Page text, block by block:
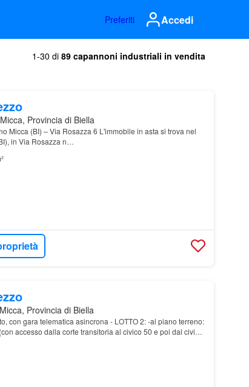
Preferiti Accedi
1-30 di 89 capannoni industriali in vendita
Provincia di Biella
Micca (BI) – Via Rosazza 6 L'immobile in asta si trova nel
in Via Rosazza n…
Provincia di Biella
con gara telematica asincrona - LOTTO 2: -al piano terreno:
accesso dalla corte transitoria al civico 50 e poi dal civico
comune)…